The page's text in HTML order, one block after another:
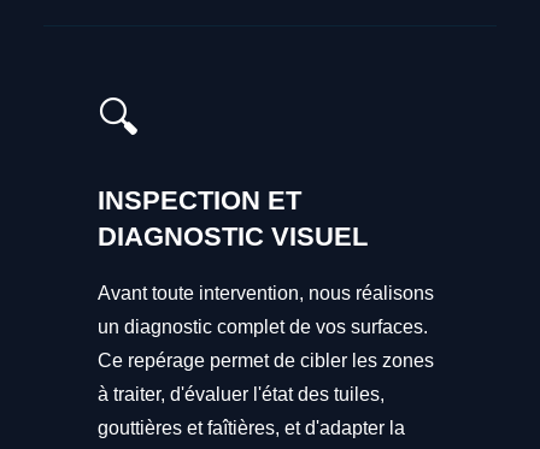
🔍
INSPECTION ET
DIAGNOSTIC VISUEL
Avant toute intervention, nous réalisons
un diagnostic complet de vos surfaces.
Ce repérage permet de cibler les zones
à traiter, d'évaluer l'état des tuiles,
gouttières et faîtières, et d'adapter la